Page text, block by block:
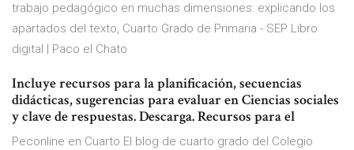
trabajo pedagógico en muchas dimensiones: explicando los
apartados del texto, Cuarto Grado de Primaria - SEP Libro
digital | Paco el Chato
Incluye recursos para la planificación, secuencias
didácticas, sugerencias para evaluar en Ciencias sociales
y clave de respuestas. Descarga. Recursos para el
Peconline en Cuarto El blog de cuarto grado del Colegio